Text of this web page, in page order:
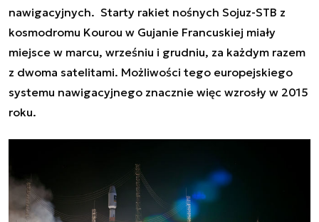
nawigacyjnych. Starty rakiet nośnych Sojuz-STB z
kosmodromu Kourou w Gujanie Francuskiej miały
miejsce w marcu, wrześniu i grudniu, za każdym razem
z dwoma satelitami. Możliwości tego europejskiego
systemu nawigacyjnego znacznie więc wzrosły w 2015
roku.